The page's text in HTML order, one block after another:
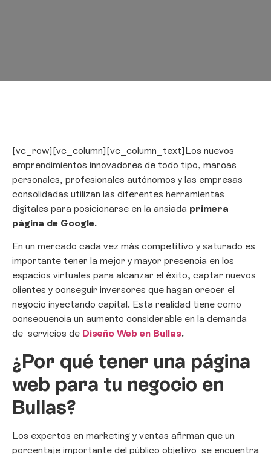
[vc_row][vc_column][vc_column_text]Los nuevos
emprendimientos innovadores de todo tipo, marcas
personales, profesionales autónomos y las empresas
consolidadas utilizan las diferentes herramientas
digitales para posicionarse en la ansiada primera
página de Google.
En un mercado cada vez más competitivo y saturado es
importante tener la mejor y mayor presencia en los
espacios virtuales para alcanzar el éxito, captar nuevos
clientes y conseguir inversores que hagan crecer el
negocio inyectando capital. Esta realidad tiene como
consecuencia un aumento considerable en la demanda
de servicios de Diseño Web en Bullas.
¿Por qué tener una página
web para tu negocio en
Bullas?
Los expertos en marketing y ventas afirman que un
porcentaje importante del público objetivo se encuentra